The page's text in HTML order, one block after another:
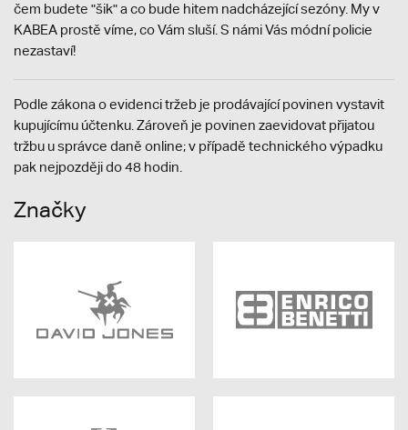
čem budete "šik" a co bude hitem nadcházející sezóny. My v
KABEA prostě víme, co Vám sluší. S námi Vás módní policie
nezastaví!
Podle zákona o evidenci tržeb je prodávající povinen vystavit
kupujícímu účtenku. Zároveň je povinen zaevidovat přijatou
tržbu u správce daně online; v případě technického výpadku
pak nejpozději do 48 hodin.
Značky